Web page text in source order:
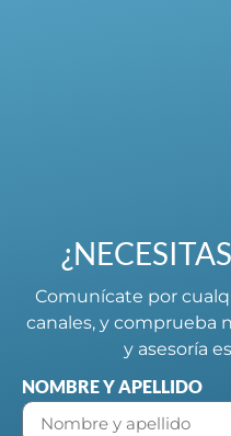
Comunícate por
canales, y comprueba
y asesoría
NOMBRE Y APELLIDO